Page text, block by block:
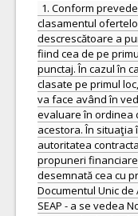
1. Conform
clasamentul
descrescătoare a
fiind cea de pe
punctaj. În cazul în
clasate pe primul
va face având în
evaluare în ordinea
acestora. În situaţia
autoritatea
propuneri
desemnată cea cu
Documentul Unic
SEAP - a se vedea